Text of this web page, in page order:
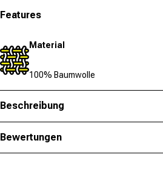
Features
Material
100% Baumwolle
Beschreibung
Bewertungen